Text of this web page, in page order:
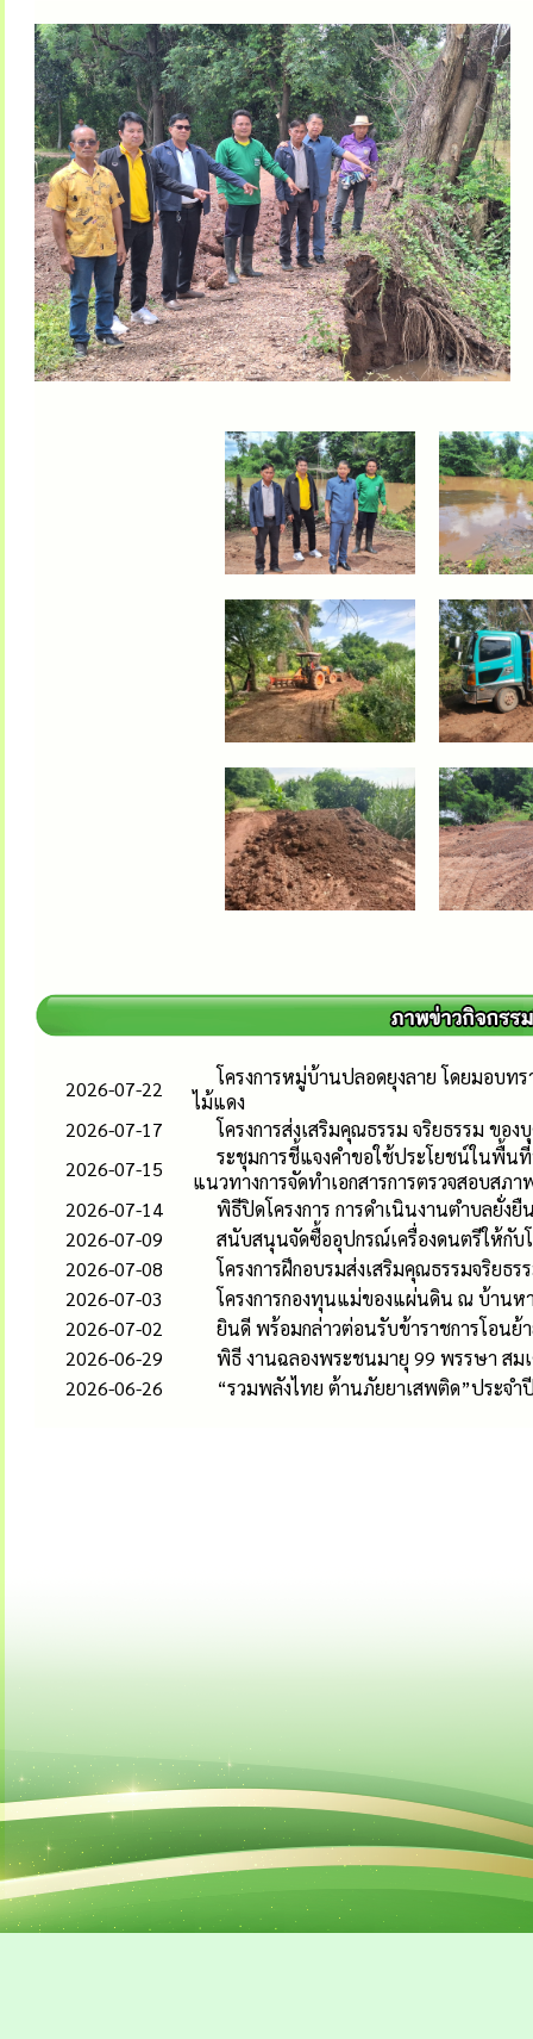
2026-07-22
โครงการหมู่บ้านปลอดยุงลาย โดยมอบท
ไม้แดง
2026-07-17
โครงการส่งเสริมคุณธรรม จริยธรรม ขอ
2026-07-15
ระชุมการชี้แจงคำขอใช้ประโยชน์ในพื้น
แนวทางการจัดทำเอกสารการตรวจสอบสภ
2026-07-14
พิธีปิดโครงการ การดำเนินงานตำบลยั่
2026-07-09
สนับสนุนจัดซื้ออุปกรณ์เครื่องดนตรีให้กับ
2026-07-08
โครงการฝึกอบรมส่งเสริมคุณธรรมจริยธ
2026-07-03
โครงการกองทุนแม่ของแผ่นดิน ณ บ้านห
2026-07-02
ยินดี พร้อมกล่าวต่อนรับข้าราชการโอนย้
2026-06-29
พิธี งานฉลองพระชนมายุ 99 พรรษา สม
2026-06-26
“รวมพลังไทย ต้านภัยยาเสพติด”ประจำ